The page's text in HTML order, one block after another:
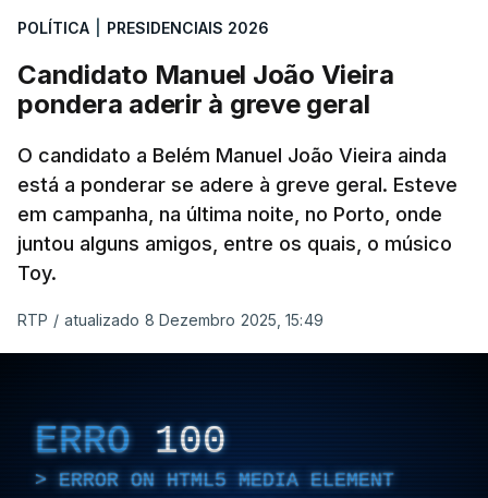
POLÍTICA PRESIDENCIAIS 2026
Candidato Manuel João Vieira
pondera aderir à greve geral
O candidato a Belém Manuel João Vieira ainda
está a ponderar se adere à greve geral. Esteve
em campanha, na última noite, no Porto, onde
juntou alguns amigos, entre os quais, o músico
Toy.
RTP / atualizado 8 Dezembro 2025, 15:49
ERRO 100
ERROR ON HTML5 MEDIA ELEMENT